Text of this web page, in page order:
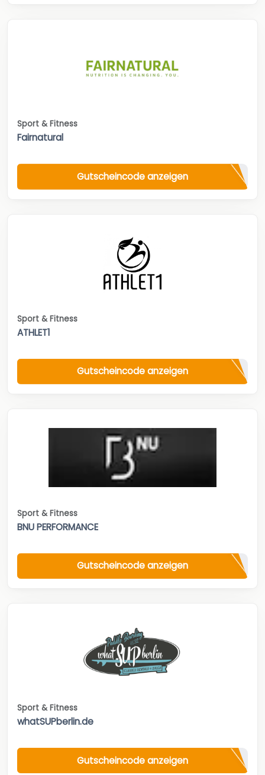
Sport & Fitness
Fairnatural
Gutscheincode anzeigen
Sport & Fitness
ATHLET1
Gutscheincode anzeigen
Sport & Fitness
BNU PERFORMANCE
Gutscheincode anzeigen
Sport & Fitness
whatSUPberlin.de
Gutscheincode anzeigen